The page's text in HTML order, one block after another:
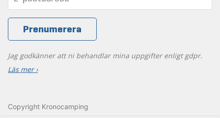
Jag godkänner att ni behandlar mina uppgifter enligt gdpr.
Läs mer ›
Copyright Kronocamping